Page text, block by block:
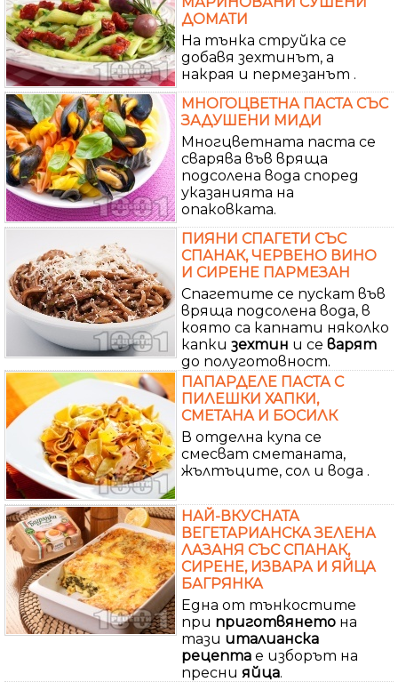
ДОМАТИ
На тънка струйка се
добавя зехтинът, а
накрая и пермезанът .
МНОГОЦВЕТНА ПАСТА СЪС
ЗАДУШЕНИ МИДИ
Многцветната паста се
сварява във вряща
подсолена вода според
указанията на
опаковката.
ПИЯНИ СПАГЕТИ СЪС
СПАНАК, ЧЕРВЕНО ВИНО
И СИРЕНЕ ПАРМЕЗАН
Спагетите се пускат във
вряща подсолена вода, в
която са капнати няколко
капки зехтин и се варят
до полуготовност.
ПАПАРДЕЛЕ ПАСТА С
ПИЛЕШКИ ХАПКИ,
СМЕТАНА И БОСИЛК
В отделна купа се
смесват сметаната,
жълтъците, сол и вода .
НАЙ-ВКУСНАТА
ВЕГЕТАРИАНСКА ЗЕЛЕНА
ЛАЗАНЯ СЪС СПАНАК,
СИРЕНЕ, ИЗВАРА И ЯЙЦА
БАГРЯНКА
Една от тънкостите
при приготвянето на
тази италианска
рецепта е изборът на
пресни яйца.